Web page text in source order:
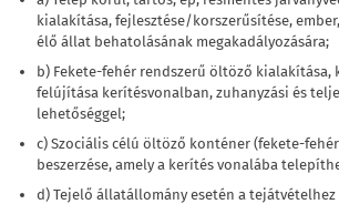
kialakítása, fejlesztése/korszerűsítése,
élő állat behatolásának megakadályozására;
b) Fekete-fehér rendszerű öltöző kialakítása,
felújítása kerítésvonalban, zuhanyzási és
lehetőséggel;
c) Szociális célú öltöző konténer (fekete-
beszerzése, amely a kerítés vonalába
d) Tejelő állatállomány esetén a